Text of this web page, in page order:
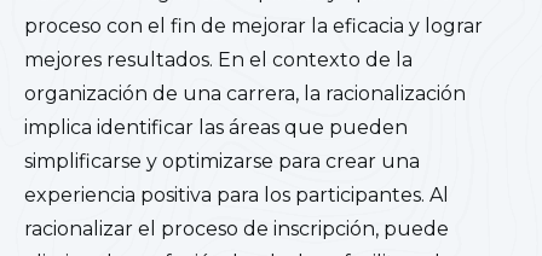
proceso con el fin de mejorar la eficacia y lograr
mejores resultados. En el contexto de la
organización de una carrera, la racionalización
implica identificar las áreas que pueden
simplificarse y optimizarse para crear una
experiencia positiva para los participantes. Al
racionalizar el proceso de inscripción, puede